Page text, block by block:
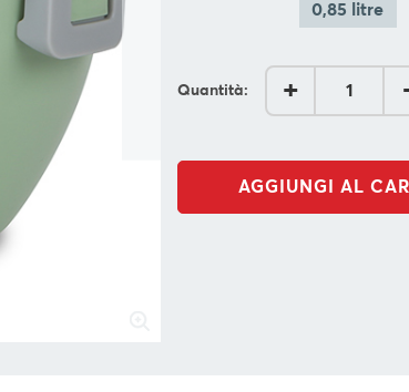
0,85 litre
Quantità: +
AGGIUNGI AL